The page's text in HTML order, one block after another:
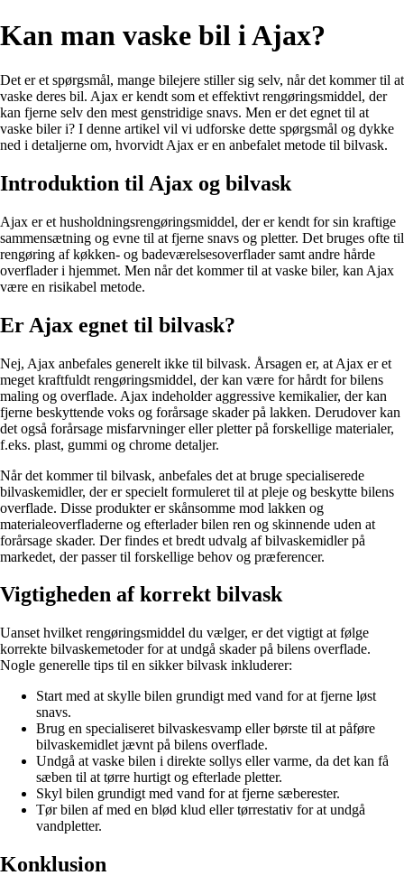
Kan man vaske bil i Ajax?
Det er et spørgsmål, mange bilejere stiller sig selv, når det kommer til at
vaske deres bil. Ajax er kendt som et effektivt rengøringsmiddel, der
kan fjerne selv den mest genstridige snavs. Men er det egnet til at
vaske biler i? I denne artikel vil vi udforske dette spørgsmål og dykke
ned i detaljerne om, hvorvidt Ajax er en anbefalet metode til bilvask.
Introduktion til Ajax og bilvask
Ajax er et husholdningsrengøringsmiddel, der er kendt for sin kraftige
sammensætning og evne til at fjerne snavs og pletter. Det bruges ofte til
rengøring af køkken- og badeværelsesoverflader samt andre hårde
overflader i hjemmet. Men når det kommer til at vaske biler, kan Ajax
være en risikabel metode.
Er Ajax egnet til bilvask?
Nej, Ajax anbefales generelt ikke til bilvask. Årsagen er, at Ajax er et
meget kraftfuldt rengøringsmiddel, der kan være for hårdt for bilens
maling og overflade. Ajax indeholder aggressive kemikalier, der kan
fjerne beskyttende voks og forårsage skader på lakken. Derudover kan
det også forårsage misfarvninger eller pletter på forskellige materialer,
f.eks. plast, gummi og chrome detaljer.
Når det kommer til bilvask, anbefales det at bruge specialiserede
bilvaskemidler, der er specielt formuleret til at pleje og beskytte bilens
overflade. Disse produkter er skånsomme mod lakken og
materialeoverfladerne og efterlader bilen ren og skinnende uden at
forårsage skader. Der findes et bredt udvalg af bilvaskemidler på
markedet, der passer til forskellige behov og præferencer.
Vigtigheden af korrekt bilvask
Uanset hvilket rengøringsmiddel du vælger, er det vigtigt at følge
korrekte bilvaskemetoder for at undgå skader på bilens overflade.
Nogle generelle tips til en sikker bilvask inkluderer:
Start med at skylle bilen grundigt med vand for at fjerne løst
snavs.
Brug en specialiseret bilvaskesvamp eller børste til at påføre
bilvaskemidlet jævnt på bilens overflade.
Undgå at vaske bilen i direkte sollys eller varme, da det kan få
sæben til at tørre hurtigt og efterlade pletter.
Skyl bilen grundigt med vand for at fjerne sæberester.
Tør bilen af med en blød klud eller tørrestativ for at undgå
vandpletter.
Konklusion